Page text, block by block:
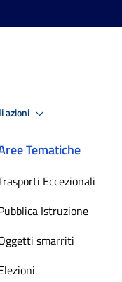
azioni
Tematiche
Eccezionali
Istruzione
smarriti